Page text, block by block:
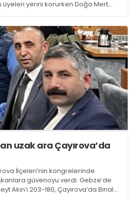
yerini korurken Doğa Mert
uzak ara Çayırova’da
İlçeleri’nin kongrelerinde
güvenoyu verdi. Gebze’de
Akın’ı 203-180, Çayırova’da Binali